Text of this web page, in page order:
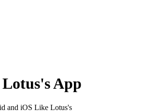
App
and iOS Like Lotus's